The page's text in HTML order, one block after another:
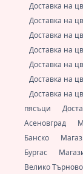
Доставка на
Доставка на
Доставка на
Доставка на
Доставка на
Доставка на
Доставка на
пясъци
Асеновград
Банско
Бургас
Велико Търново